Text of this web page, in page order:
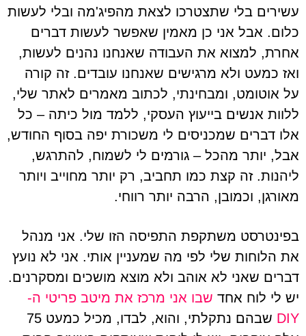
עשירים בלי שתצטרכו לצאת מהפיג'מה ובלי לעשות
כלום. אבל אני כן מאמין שאפשר לעשות דברים
אחרת, למצוא את העבודה שאנחנו נהנים לעשות,
ואז כמעט ולא מרגישים שאנחנו עובדים. זה קורה
על אוטומט, ומבחינתי, לכתוב מאמרים לאתר שלי,
ללוות אנשים בייעוץ העסקי, ללמד מול כיתה – כל
אלו דברים שמכניסים לי משכורת יפה בסוף החודש,
אבל, יותר מהכל – גורמים לי לשמוח, להתרגש,
ליהנות. זה קצת כמו תחביב, רק יותר מחוייב ויותר
מאורגן, וכמובן, הרבה יותר רווחי.
בפינטרסט משתקפת התפיסה הזו שלי. אני מנהל
את הלוחות שלי לפי מה שמעניין אותי. אני לא נועץ
דברים שאני לא אוהב ולא מוצא מושכים ומסקרנים.
יש לי לוח אחד שבו אני מרכז את מיטב פריטי ה-
DIY
שבהם נתקלתי, והוא, לבדו, מכיל כמעט 75